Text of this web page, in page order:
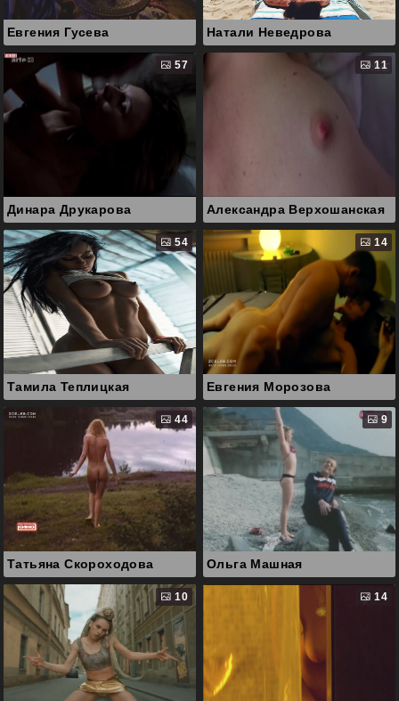
Евгения Гусева Натали Неведрова
57
Динара Друкарова
11
Александра Верхошанская
54
Тамила Теплицкая
14
Евгения Морозова
44
Татьяна Скороходова
9
Ольга Машная
10 14